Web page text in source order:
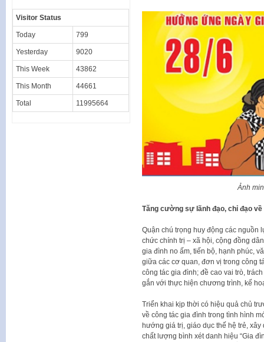
Ảnh
Tăng cường sự lãnh đạo, chỉ đạo
Quận chú trọng huy động các nguồn
chức chính trị – xã hội, cộng đồng
gia đình no ấm, tiến bộ, hạnh phúc,
giữa các cơ quan, đơn vị trong công
công tác gia đình; đề cao vai trò,
gắn với thực hiện chương trình, kế
Triển khai kịp thời có hiệu quả chủ
về công tác gia đình trong tình hình
hướng giá trị, giáo dục thế hệ trẻ,
chất lượng bình xét danh hiệu “Gia
Visitor Status
Today 799
Yesterday 9020
This Week 43862
This Month 44661
Total 11995664